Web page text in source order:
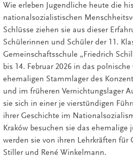
Wie erleben Jugendliche heute die
nationalsozialistischen
Schlüsse ziehen sie aus dieser
Schülerinnen und Schüler der 11.
Gemeinschaftsschule „Friedrich
bis 14. Februar 2026 in das
ehemaligen Stammlager des
und im früheren Vernichtungslager
sie sich in einer je vierstündigen
ihrer Geschichte im
Kraków besuchen sie das ehemalige
werden sie von ihren Lehrkräften für
Stiller und René Winkelmann.